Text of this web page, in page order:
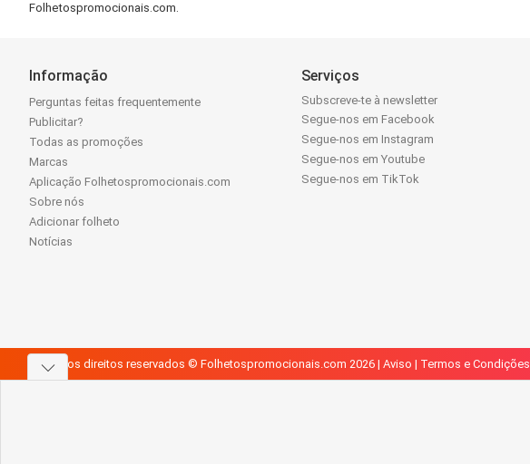
Folhetospromocionais.com.
Informação
Perguntas feitas frequentemente
Publicitar?
Todas as promoções
Marcas
Aplicação Folhetospromocionais.com
Sobre nós
Adicionar folheto
Notícias
Serviços
Subscreve-te à newsletter
Segue-nos em Facebook
Segue-nos em Instagram
Segue-nos em Youtube
Segue-nos em TikTok
Todos os direitos reservados © Folhetospromocionais.com 2026 | Aviso | Termos e Condições